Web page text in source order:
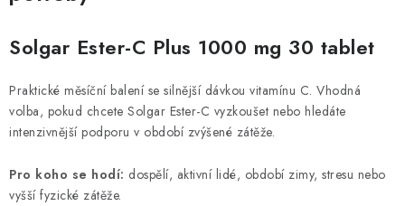
Solgar Ester-C Plus 1000 mg 30 tablet
Praktické měsíční balení se silnější dávkou vitamínu C. Vhodná
volba, pokud chcete Solgar Ester-C vyzkoušet nebo hledáte
intenzivnější podporu v období zvýšené zátěže.
Pro koho se hodí: dospělí, aktivní lidé, období zimy, stresu nebo
vyšší fyzické zátěže.